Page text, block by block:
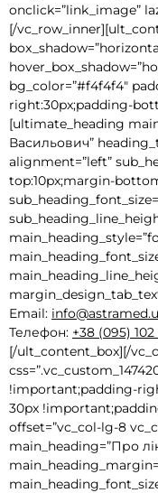
onclick=”link_image”
[/
bg_color=”#f4f4f4″
right:30px;padding-
[ultimate_heading
Васильович”
alignment=”left”
top:10px;margin-
Email:
Телефон: +38 (095)
[/ult_content_box][/
!important;padding-
30px
offset=”vc_col-lg-8
main_heading=”Про